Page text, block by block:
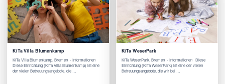
KiTa Villa Blumenkamp
KiTa Villa Blumenkamp, Bremen - Informationen
Diese Einrichtung (KiTa Villa Blumenkamp) ist eine
der vielen Betreuungsangebote, die …
KiTa WeserPark
KiTa WeserPark, Bremen - Informationen Diese
Einrichtung (KiTa WeserPark) ist eine der vielen
Betreuungsangebote, die wir bei …